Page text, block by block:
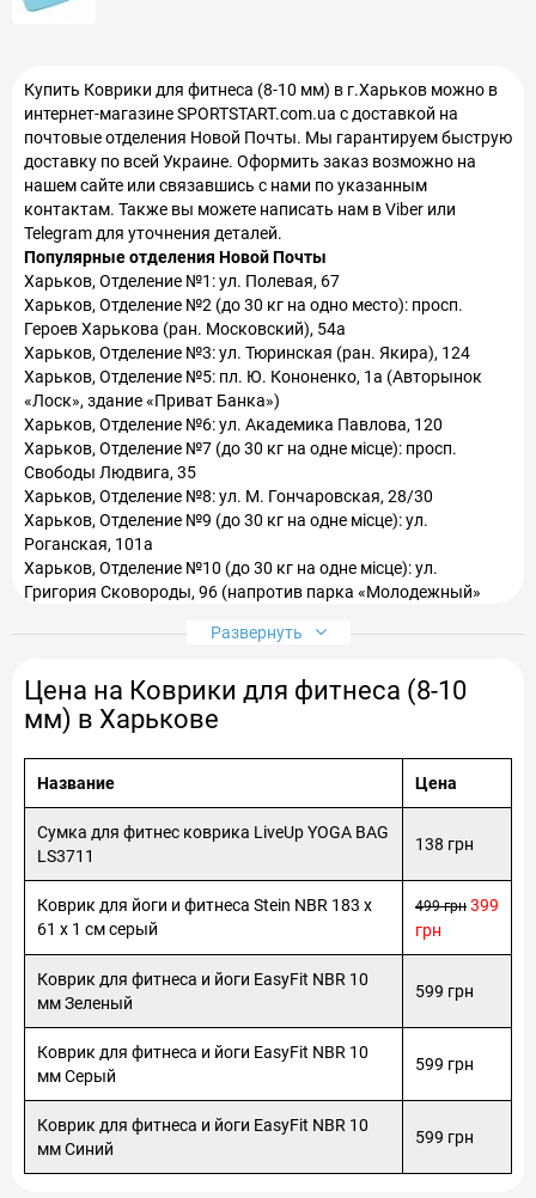
Гантели профессиональные в Харьков
Аппараты для прессотерапии и лимфодренажа в Харьков
Купить Коврики для фитнеса (8-10 мм) в г.Харьков можно в
интернет-магазине SPORTSTART.com.ua с доставкой на
почтовые отделения Новой Почты. Мы гарантируем быструю
доставку по всей Украине. Оформить заказ возможно на
нашем сайте или связавшись с нами по указанным
контактам. Также вы можете написать нам в Viber или
Telegram для уточнения деталей.
Популярные отделения Новой Почты
Харьков, Отделение №1: ул. Полевая, 67
Харьков, Отделение №2 (до 30 кг на одно место): просп.
Героев Харькова (ран. Московский), 54а
Харьков, Отделение №3: ул. Тюринская (ран. Якира), 124
Харьков, Отделение №5: пл. Ю. Кононенко, 1а (Авторынок
«Лоск», здание «Приват Банка»)
Харьков, Отделение №6: ул. Академика Павлова, 120
Харьков, Отделение №7 (до 30 кг на одне місце): просп.
Свободы Людвига, 35
Харьков, Отделение №8: ул. М. Гончаровская, 28/30
Харьков, Отделение №9 (до 30 кг на одне місце): ул.
Роганская, 101а
Харьков, Отделение №10 (до 30 кг на одне місце): ул.
Григория Сковороды, 96 (напротив парка «Молодежный»
Аерокосмічний, 41/2
Харьков, Отделение №13 (до 30 кг): ул. Леся Сердюка, 36
Харьков, Отделение №14, просп. Героев Харькова (ран.
Московский), 199б (ТЦ СанСити, 2)
Харьков, Отделение №15 (до 30 кг на одно место ): ул. Петра
Свинаренка, 20
Харьков, Отделение №16: пл. Ю.Кононенко, 1 а (Атобазар
«Лоск», восточная строна)
Развернуть
Цена на Коврики для фитнеса (8-10
мм) в Харькове
Название Цена
Сумка для фитнес коврика LiveUp YOGA BAG
LS3711
138 грн
Коврик для йоги и фитнеса Stein NBR 183 х
61 х 1 см серый
499 грн 399
грн
Коврик для фитнеса и йоги EasyFit NBR 10
мм Зеленый
599 грн
Коврик для фитнеса и йоги EasyFit NBR 10
мм Серый
599 грн
Коврик для фитнеса и йоги EasyFit NBR 10
мм Синий
599 грн